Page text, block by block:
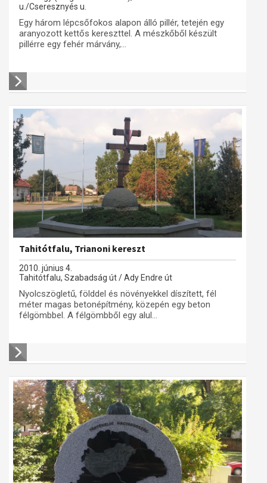
u./Cseresznyés u.
Egy három lépcsőfokos alapon álló pillér, tetején egy
aranyozott kettős kereszttel. A mészkőből készült
pillérre egy fehér márvány,...
Tahitótfalu, Trianoni kereszt
2010. június 4.
Tahitótfalu, Szabadság út / Ady Endre út
Nyolcszögletű, földdel és növényekkel díszített, fél
méter magas betonépítmény, közepén egy beton
félgömbbel. A félgömbből egy alul...